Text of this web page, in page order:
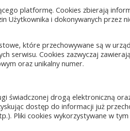
platformę. Cookies zbierają
Użytkownika i dokonywanych przez
które przechowywane są w
serwisu. Cookies zazwyczaj
oraz unikalny numer.
świadczonej drogą elektroniczną
dostęp do informacji już
Pliki cookies wykorzystywane w tym